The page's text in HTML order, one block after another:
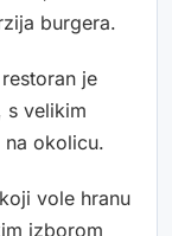
burgera.
je
s velikim
okolicu.
vole hranu
izborom